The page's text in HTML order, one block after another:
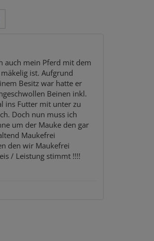
auch mein Pferd mit dem
ist. Aufgrund
Besitz war hatte er
Beinen inkl.
ins Futter mit unter zu
Doch nun muss ich
um der Mauke den gar
Maukefrei
den wir Maukefrei
/ Leistung stimmt !!!!